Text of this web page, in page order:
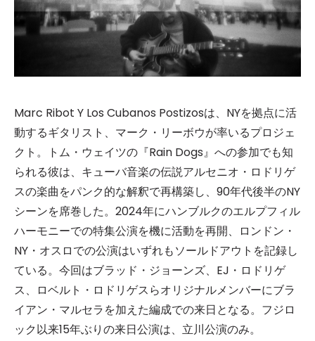
Marc Ribot Y Los Cubanos Postizosは、NYを拠点に活
動するギタリスト、マーク・リーボウが率いるプロジェ
クト。トム・ウェイツの『Rain Dogs』への参加でも知
られる彼は、キューバ音楽の伝説アルセニオ・ロドリゲ
スの楽曲をパンク的な解釈で再構築し、90年代後半のNY
シーンを席巻した。2024年にハンブルクのエルプフィル
ハーモニーでの特集公演を機に活動を再開、ロンドン・
NY・オスロでの公演はいずれもソールドアウトを記録し
ている。今回はブラッド・ジョーンズ、EJ・ロドリゲ
ス、ロベルト・ロドリゲスらオリジナルメンバーにブラ
イアン・マルセラを加えた編成での来日となる。フジロ
ック以来15年ぶりの来日公演は、立川公演のみ。